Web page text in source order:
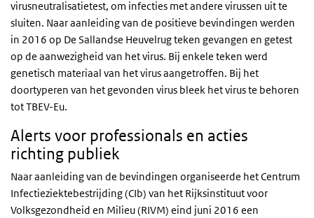
virusneutralisatietest, om infecties met andere virussen uit te
sluiten. Naar aanleiding van de positieve bevindingen werden
in 2016 op De Sallandse Heuvelrug teken gevangen en getest
op de aanwezigheid van het virus. Bij enkele teken werd
genetisch materiaal van het virus aangetroffen. Bij het
doortyperen van het gevonden virus bleek het virus te behoren
tot TBEV-Eu.
Alerts voor professionals en acties
richting publiek
Naar aanleiding van de bevindingen organiseerde het Centrum
Infectieziektebestrijding (CIb) van het Rijksinstituut voor
Volksgezondheid en Milieu (RIVM) eind juni 2016 een